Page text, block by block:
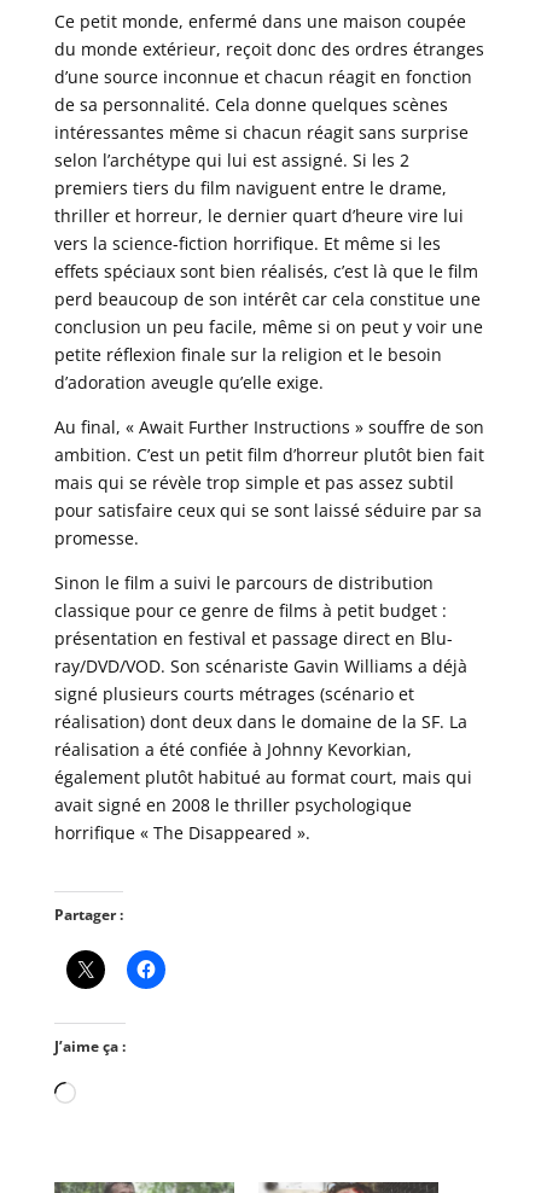
Ce petit monde, enfermé dans une maison coupée
du monde extérieur, reçoit donc des ordres étranges
d’une source inconnue et chacun réagit en fonction
de sa personnalité. Cela donne quelques scènes
intéressantes même si chacun réagit sans surprise
selon l’archétype qui lui est assigné. Si les 2
premiers tiers du film naviguent entre le drame,
thriller et horreur, le dernier quart d’heure vire lui
vers la science-fiction horrifique. Et même si les
effets spéciaux sont bien réalisés, c’est là que le film
perd beaucoup de son intérêt car cela constitue une
conclusion un peu facile, même si on peut y voir une
petite réflexion finale sur la religion et le besoin
d’adoration aveugle qu’elle exige.
Au final, « Await Further Instructions » souffre de son
ambition. C’est un petit film d’horreur plutôt bien fait
mais qui se révèle trop simple et pas assez subtil
pour satisfaire ceux qui se sont laissé séduire par sa
promesse.
Sinon le film a suivi le parcours de distribution
classique pour ce genre de films à petit budget :
présentation en festival et passage direct en Blu-
ray/DVD/VOD. Son scénariste Gavin Williams a déjà
signé plusieurs courts métrages (scénario et
réalisation) dont deux dans le domaine de la SF. La
réalisation a été confiée à Johnny Kevorkian,
également plutôt habitué au format court, mais qui
avait signé en 2008 le thriller psychologique
horrifique « The Disappeared ».
Partager :
J’aime ça :
Chargement…